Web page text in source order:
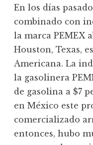
En los días
combinado con
la marca PEMEX
Houston, Texas,
Americana. La
la gasolinera
de gasolina a $7
en México este
comercializado
entonces, hubo